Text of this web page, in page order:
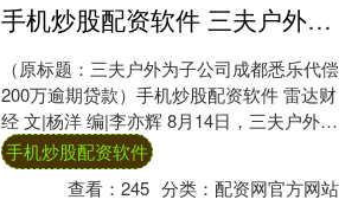
手机炒股配资软件 三夫户外为子公司成都悉乐代偿200万逾期贷款
（原标题：三夫户外为子公司成都悉乐代偿
200万逾期贷款）手机炒股配资软件 雷达财
经 文|杨洋 编|李亦辉 8月14日，三夫户外
（证券代码：002780）发布公告....
手机炒股配资软件
查看：245 分类：配资网官方网站